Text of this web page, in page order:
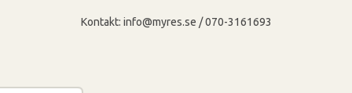
Kontakt: info@myres.se / 070-3161693